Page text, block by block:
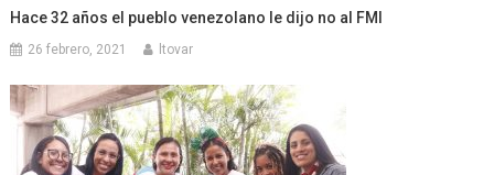
Hace 32 años el pueblo venezolano le dijo no al FMI
26 febrero, 2021 ltovar